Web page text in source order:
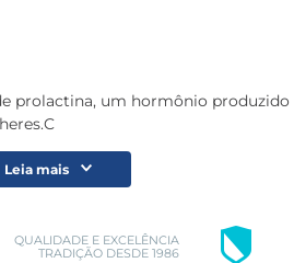
um hormônio
Leia mais
QUALIDADE E EXCELÊNCIA
TRADIÇÃO DESDE 1986